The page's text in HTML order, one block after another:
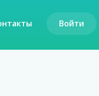
Войти